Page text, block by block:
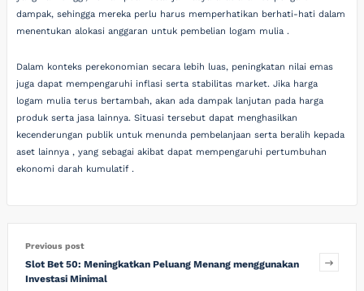
dampak, sehingga mereka perlu harus memperhatikan berhati-hati dalam
menentukan alokasi anggaran untuk pembelian logam mulia .
Dalam konteks perekonomian secara lebih luas, peningkatan nilai emas
juga dapat mempengaruhi inflasi serta stabilitas market. Jika harga
logam mulia terus bertambah, akan ada dampak lanjutan pada harga
produk serta jasa lainnya. Situasi tersebut dapat menghasilkan
kecenderungan publik untuk menunda pembelanjaan serta beralih kepada
aset lainnya , yang sebagai akibat dapat mempengaruhi pertumbuhan
ekonomi darah kumulatif .
Previous post
Slot Bet 50: Meningkatkan Peluang Menang menggunakan
Investasi Minimal